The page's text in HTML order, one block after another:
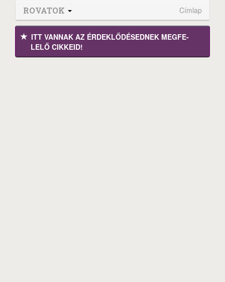
ROVATOK Címlap
ITT VANNAK AZ ÉRDEK­LŐDÉ­SEDNEK MEGFE­
LELŐ CIKKEID!